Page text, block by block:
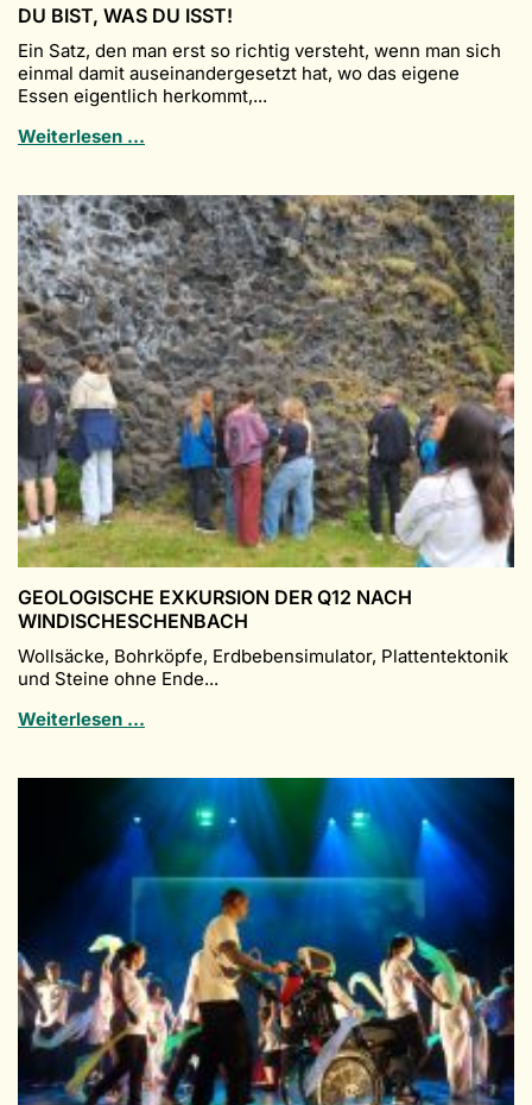
DU BIST, WAS DU ISST!
Ein Satz, den man erst so richtig versteht, wenn man sich
einmal damit auseinandergesetzt hat, wo das eigene
Essen eigentlich herkommt,...
Weiterlesen …
du
isst!
GEOLOGISCHE EXKURSION DER Q12 NACH
WINDISCHESCHENBACH
Wollsäcke, Bohrköpfe, Erdbebensimulator, Plattentektonik
und Steine ohne Ende...
Weiterlesen …
nach
Windischeschenbach